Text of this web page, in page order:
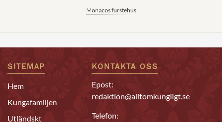
Monacos furstehus
SITEMAP
Hem
Kungafamiljen
Utländskt
KONTAKTA OSS
Epost:
redaktion@alltomkungligt.se
Telefon: